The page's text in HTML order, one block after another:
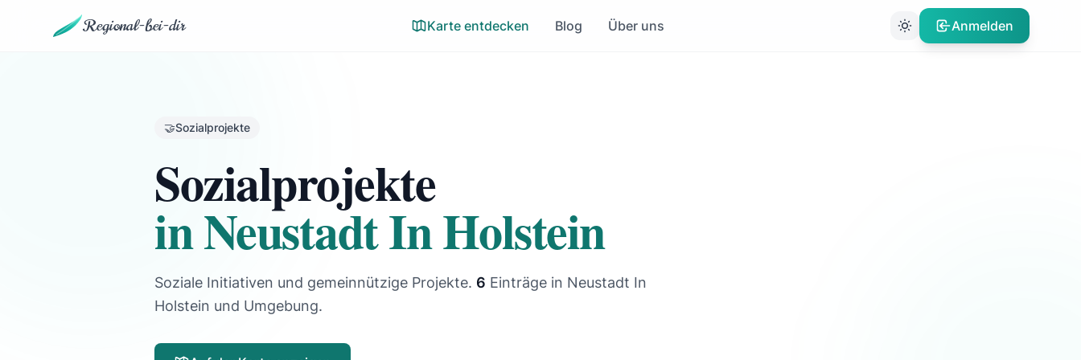
Regional-bei-dir Karte entdecken Blog Über uns Anmelden
🤝Sozialprojekte
Sozialprojekte
in Neustadt In Holstein
Soziale Initiativen und gemeinnützige Projekte. 6 Einträge in Neustadt In
Holstein und Umgebung.